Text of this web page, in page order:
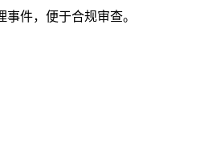
件，便于合规审查。